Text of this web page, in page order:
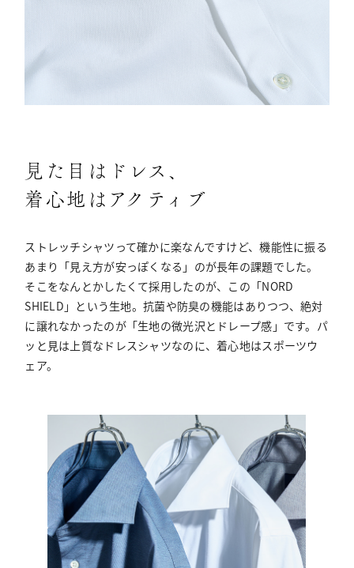
見た目はドレス、
着心地はアクティブ
ストレッチシャツって確かに楽なんですけど、機能性に振る
あまり「見え方が安っぽくなる」のが長年の課題でした。
そこをなんとかしたくて採用したのが、この「NORD
SHIELD」という生地。抗菌や防臭の機能はありつつ、絶対
に譲れなかったのが「生地の微光沢とドレープ感」です。パ
ッと見は上質なドレスシャツなのに、着心地はスポーツウ
ェア。